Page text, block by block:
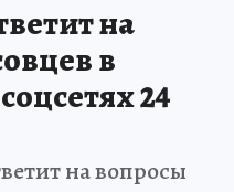
на
в
24
на вопросы